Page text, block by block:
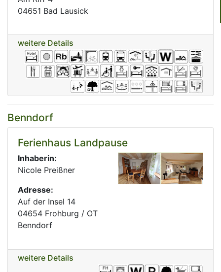
04651 Bad Lausick
weitere Details
Benndorf
Ferienhaus Landpause
Inhaberin:
Nicole Preißner
Adresse:
Auf der Insel 14
04654 Frohburg / OT
Benndorf
weitere Details